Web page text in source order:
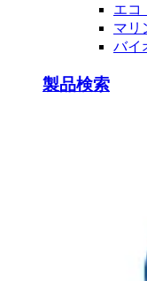
エコ
マリ
バイ
製品検索